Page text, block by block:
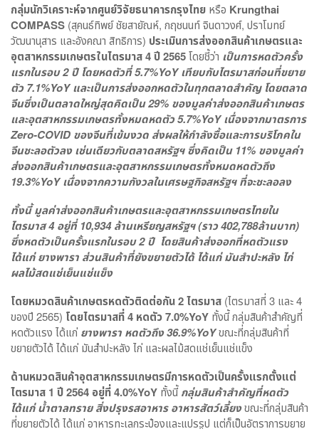
กลุ่มนักวิเคราะห์จากศูนย์วิจัยธนาคารกรุงไทย หรือ Krungthai
COMPASS (สุคนธ์ทิพย์ ชัยสายัณห์, กฤชนนท์ จินดาวงศ์, ปราโมทย์
วัฒนานุสาร และอังคณา สิทธิการ) ประเมินการส่งออกสินค้าเกษตรและ
อุตสาหกรรมเกษตรในไตรมาส4ปี2565โดยชี้ว่า เป็นการหดตัวครั้ง
แรกในรอบ2ปีโดยหดตัวที่5.7%YoYเทียบกับไตรมาสก่อนที่ขยาย
ตัว7.1%YoY และเป็นการส่งออกหดตัวในทุกตลาดสำคัญ โดยตลาด
จีนซึ่งเป็นตลาดใหญ่สุดคิดเป็น29% ของมูลค่าส่งออกสินค้าเกษตร
และอุตสาหกรรมเกษตรทั้งหมดหดตัว5.7%YoYเนื่องจากมาตรการ
Zero-COVID ของจีนที่เข้มงวด ส่งผลให้กำลังซื้อและการบริโภคใน
จีนชะลอตัวลง เช่นเดียวกับตลาดสหรัฐฯ ซึ่งคิดเป็น 11% ของมูลค่า
ส่งออกสินค้าเกษตรและอุตสาหกรรมเกษตรทั้งหมดหดตัวถึง
19.3%YoYเนื่องจากความกังวลในเศรษฐกิจสหรัฐฯ ที่จะชะลอลง
ทั้งนี้มูลค่าส่งออกสินค้าเกษตรและอุตสาหกรรมเกษตรไทยใน
ไตรมาส4อยู่ที่10,934ล้านเหรียญสหรัฐฯ (ราว402,788ล้านบาท)
ซึ่งหดตัวเป็นครั้งแรกในรอบ2ปี โดยสินค้าส่งออกที่หดตัวแรง
ได้แก่ ยางพารา ส่วนสินค้าที่ยังขยายตัวได้ ได้แก่ มันสำปะหลัง ไก่
ผลไม้สดแช่เย็นแช่แข็ง
โดยหมวดสินค้าเกษตรหดตัวติดต่อกัน2ไตรมาส (ไตรมาสที่ 3 และ 4
ของปี 2565) โดยไตรมาสที่4 หดตัว7.0%YoY ทั้งนี้ กลุ่มสินค้าสำคัญที่
หดตัวแรง ได้แก่ ยางพารา หดตัวถึง36.9%YoYขณะที่กลุ่มสินค้าที่
ขยายตัวได้ ได้แก่ มันสำปะหลัง ไก่ และผลไม้สดแช่เย็นแช่แข็ง
ด้านหมวดสินค้าอุตสาหกรรมเกษตรมีการหดตัวเป็นครั้งแรกตั้งแต่
ไตรมาส 1 ปี 2564 อยู่ที่ 4.0%YoY ทั้งนี้ กลุ่มสินค้าสำคัญที่หดตัว
ได้แก่ น้ำตาลทราย สิ่งปรุงรสอาหาร อาหารสัตว์เลี้ยงขณะที่กลุ่มสินค้า
ที่ขยายตัวได้ ได้แก่ อาหารทะเลกระป๋องและแปรรูป แต่ก็เป็นอัตราการขยาย